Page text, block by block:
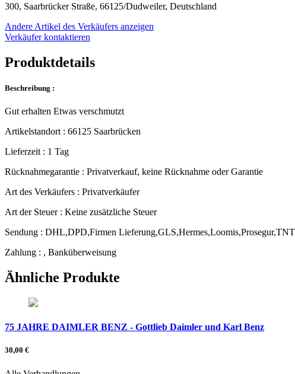
300, Saarbrücker Straße, 66125/Dudweiler, Deutschland
Andere Artikel des Verkäufers anzeigen
Verkäufer kontaktieren
Produktdetails
Beschreibung :
Gut erhalten Etwas verschmutzt
Artikelstandort : 66125 Saarbrücken
Lieferzeit : 1 Tag
Rücknahmegarantie : Privatverkauf, keine Rücknahme oder Garantie
Art des Verkäufers : Privatverkäufer
Art der Steuer : Keine zusätzliche Steuer
Sendung : DHL,DPD,Firmen
Zahlung : , Banküberweisung
Ähnliche Produkte
75 JAHRE DAIMLER BENZ - Gottlieb Daimler und Karl Benz
30,00 €